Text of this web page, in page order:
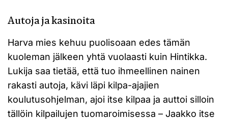
Autoja ja kasinoita
Harva mies kehuu puolisoaan edes tämän
kuoleman jälkeen yhtä vuolaasti kuin Hintikka.
Lukija saa tietää, että tuo ihmeellinen nainen
rakasti autoja, kävi läpi kilpa-ajajien
koulutusohjelman, ajoi itse kilpaa ja auttoi silloin
tällöin kilpailujen tuomaroimisessa – Jaakko itse